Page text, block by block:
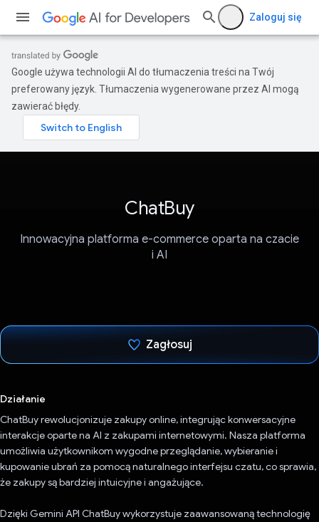
Zaloguj się
Google używa technologii AI do tłumaczenia treści na Twój
preferowany język. Tłumaczenia wygenerowane przez AI mogą
zawierać błędy.
ChatBuy
Innowacyjna platforma e-commerce oparta na czacie
i AI
Zagłosuj
Działanie
ChatBuy rewolucjonizuje zakupy online, integrując konwersacyjne
interakcje oparte na AI z zakupami internetowymi. Nasza platforma
umożliwia użytkownikom wygodne przeglądanie, wybieranie i
kupowanie ubrań za pomocą naturalnego interfejsu czatu, co sprawia,
że zakupy są bardziej intuicyjne i angażujące.
Dzięki Gemini API ChatBuy wykorzystuje zaawansowaną technologię